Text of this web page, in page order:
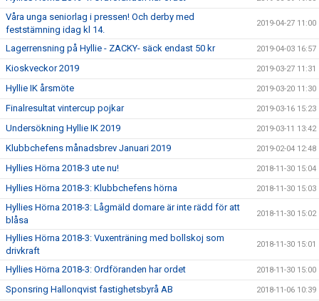
Våra unga seniorlag i pressen! Och derby med
feststämning idag kl 14.
2019-04-27 11:00
Lagerrensning på Hyllie - ZACKY- säck endast 50 kr 2019-04-03 16:57
Kioskveckor 2019 2019-03-27 11:31
Hyllie IK årsmöte 2019-03-20 11:30
Finalresultat vintercup pojkar 2019-03-16 15:23
Undersökning Hyllie IK 2019 2019-03-11 13:42
Klubbchefens månadsbrev Januari 2019 2019-02-04 12:48
Hyllies Hörna 2018-3 ute nu! 2018-11-30 15:04
Hyllies Hörna 2018-3: Klubbchefens hörna 2018-11-30 15:03
Hyllies Hörna 2018-3: Lågmäld domare är inte rädd för att
blåsa
2018-11-30 15:02
Hyllies Hörna 2018-3: Vuxenträning med bollskoj som
drivkraft
2018-11-30 15:01
Hyllies Hörna 2018-3: Ordföranden har ordet 2018-11-30 15:00
Sponsring Hallonqvist fastighetsbyrå AB 2018-11-06 10:39